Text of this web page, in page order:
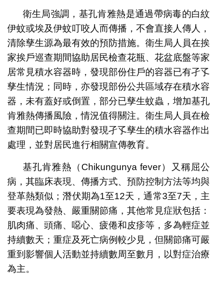
衛生局強調，基孔肯雅熱是通過帶病毒的白紋
伊蚊或埃及伊蚊叮咬人而傳播，不會直接人傳人，
清除孳生源為最有效的預防措施。衛生局人員在挨
家挨戶巡查期間協助居民檢查花瓶、花盆底盤等家
居常見積水容器時，發現部份住戶的容器已有孑孓
孳生情況；同時，亦發現部份公共區域存在積水容
器，未有蓋好或倒置，部分已孳生蚊蟲，增加基孔
肯雅熱傳播風險，情況值得關注。衛生局人員在檢
查期間已即時協助對發現孑孓孳生的積水容器作出
處理，並對居民進行相關宣傳教育。
基孔肯雅熱（Chikungunya fever）又稱屈公
病，其臨床表現、傳播方式、預防控制方法等均與
登革熱類似；潛伏期為1至12天，通常3至7天，主
要表現為發熱、嚴重關節痛，其他常見症狀包括：
肌肉痛、頭痛、噁心、疲倦和皮疹等，多為輕症並
持續數天；重症及死亡病例較少見，但關節痛可嚴
重到影響個人活動並持續數周至數月，以對症治療
為主。